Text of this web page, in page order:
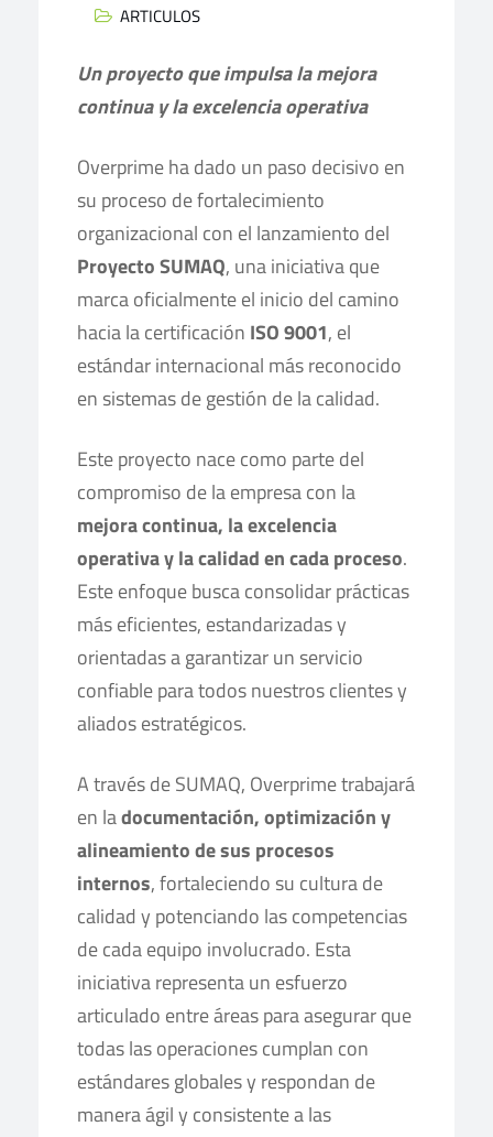
ARTICULOS
Un proyecto que impulsa la mejora
continua y la excelencia operativa
Overprime ha dado un paso decisivo en
su proceso de fortalecimiento
organizacional con el lanzamiento del
Proyecto SUMAQ, una iniciativa que
marca oficialmente el inicio del camino
hacia la certificación ISO 9001, el
estándar internacional más reconocido
en sistemas de gestión de la calidad.​
Este proyecto nace como parte del
compromiso de la empresa con la
mejora continua, la excelencia
operativa y la calidad en cada proceso.
Este enfoque busca consolidar prácticas
más eficientes, estandarizadas y
orientadas a garantizar un servicio
confiable para todos nuestros clientes y
aliados estratégicos.​
A través de SUMAQ, Overprime trabajará
en ladocumentación, optimización y
alineamiento de sus procesos
internos, fortaleciendo su cultura de
calidad y potenciando las competencias
de cada equipo involucrado. Esta
iniciativa representa un esfuerzo
articulado entre áreas para asegurar que
todas las operaciones cumplan con
estándares globales y respondan de
manera ágil y consistente a las